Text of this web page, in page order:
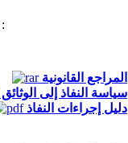
نائب المكلف بالنفاذ :
المراجع القانونية
سياسة النفاذ إلى الوثائق
دليل إجراءات النفاذ